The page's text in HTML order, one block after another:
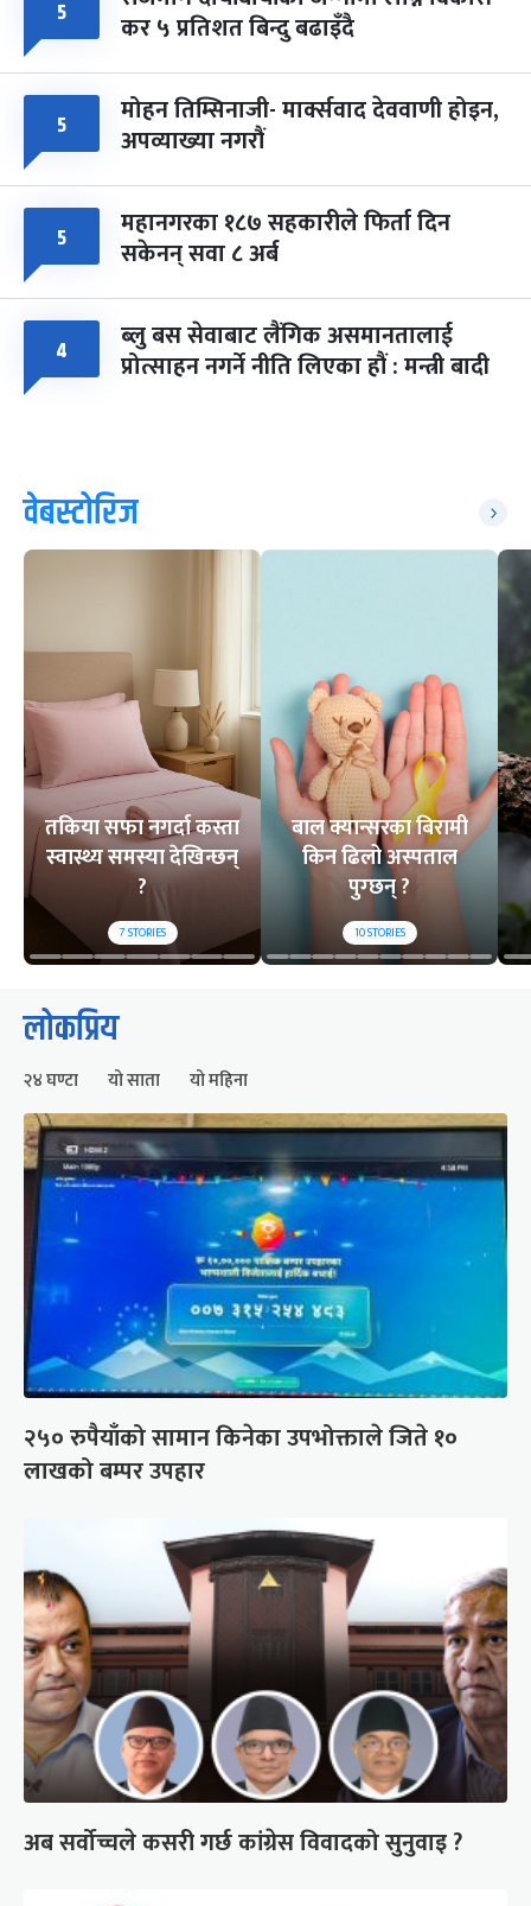
५ कर ५ प्रतिशत बिन्दु बढाइँदै
५ मोहन तिम्सिनाजी- मार्क्सवाद देववाणी होइन,
अपव्याख्या नगरौं
५ महानगरका १८७ सहकारीले फिर्ता दिन
सकेनन् सवा ८ अर्ब
४ ब्लु बस सेवाबाट लैंगिक असमानतालाई
प्रोत्साहन नगर्ने नीति लिएका हौं : मन्त्री बादी
वेबस्टोरिज
तकिया सफा नगर्दा कस्ता
स्वास्थ्य समस्या देखिन्छन्
?
7STORIES
बाल क्यान्सरका बिरामी
किन ढिलो अस्पताल
पुग्छन् ?
10STORIES
लोकप्रिय
२४ घण्टा यो साता यो महिना
२५० रुपैयाँको सामान किनेका उपभोक्ताले जिते १०
लाखको बम्पर उपहार
अब सर्वोच्चले कसरी गर्छ कांग्रेस विवादको सुनुवाइ ?